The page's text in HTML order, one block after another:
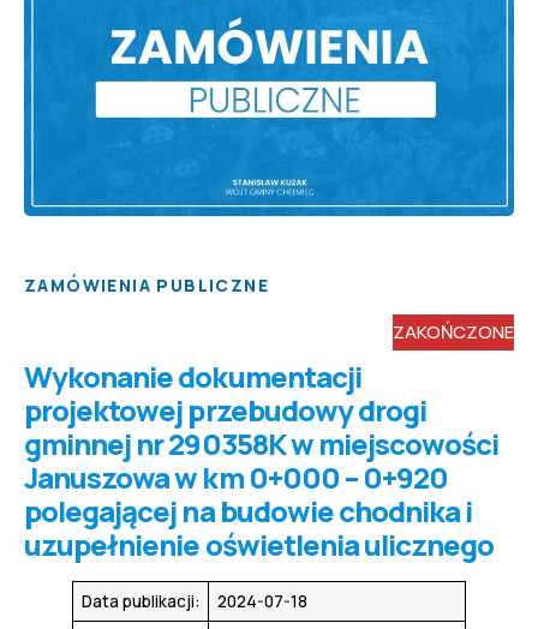
ZAMÓWIENIA PUBLICZNE
ZAKOŃCZONE
Wykonanie dokumentacji
projektowej przebudowy drogi
gminnej nr 290358K w miejscowości
Januszowa w km 0+000 – 0+920
polegającej na budowie chodnika i
uzupełnienie oświetlenia ulicznego
Data publikacji:
2024-07-18